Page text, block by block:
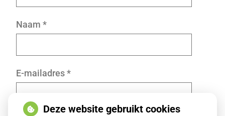
Naam *
E-mailadres*
Deze website gebruikt cookies